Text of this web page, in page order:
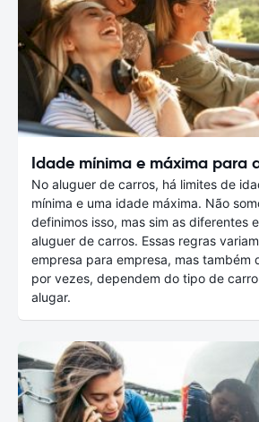
Idade mínima e máxima para
No aluguer de carros, há limites de
mínima e uma idade máxima. Não
definimos isso, mas sim as diferentes
aluguer de carros. Essas regras
empresa para empresa, mas também
por vezes, dependem do tipo de
alugar.